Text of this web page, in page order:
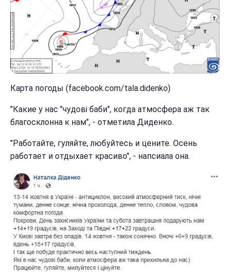
Карта погоды (facebook.com/tala.didenko)
"Какие у нас "чудові баби", когда атмосфера аж так
благосклонна к нам", - отметила Диденко.
"Работайте, гуляйте, любуйтесь и цените. Осень
работает и отдыхает красиво", - напсиала она.